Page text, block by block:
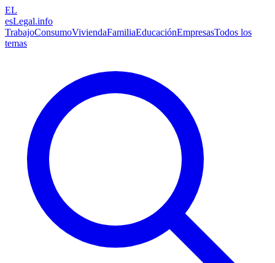
EL
esLegal.info
TrabajoConsumoViviendaFamiliaEducaciónEmpresasTodos los
temas